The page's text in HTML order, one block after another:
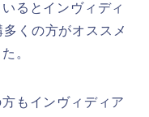
るとインヴィディ
くの方がオススメ
。
もインヴィディア